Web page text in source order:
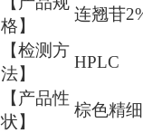
格】
连翘苷
【检测方
法】
HPLC
【产品性
状】
棕色精